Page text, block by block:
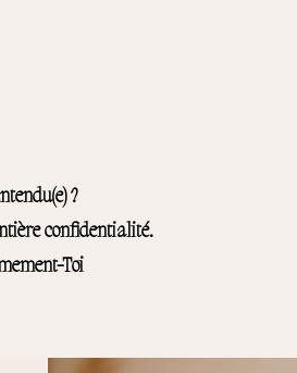
?
confidentialité.
Toi